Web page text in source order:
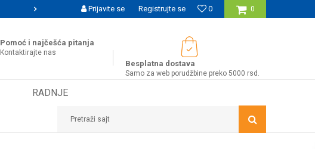
MOGUĆNOST BESPLATNE ISPORUKE ZA WEB PORUDŽBINE! 0
0
Prijavite se Registrujte se
Pomoć i najčešća pitanja
Kontaktirajte nas
Besplatna dostava
Samo za web porudžbine preko 5000 rsd.
RADNJE
Pretraži sajt